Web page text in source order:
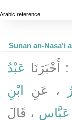
Arabic reference
Sunan an-Nasa'i
أَخْبَرَنَا عَبْدُ
، عَنِ ابْنِ
عَبَّاسٍ ، قَالَ